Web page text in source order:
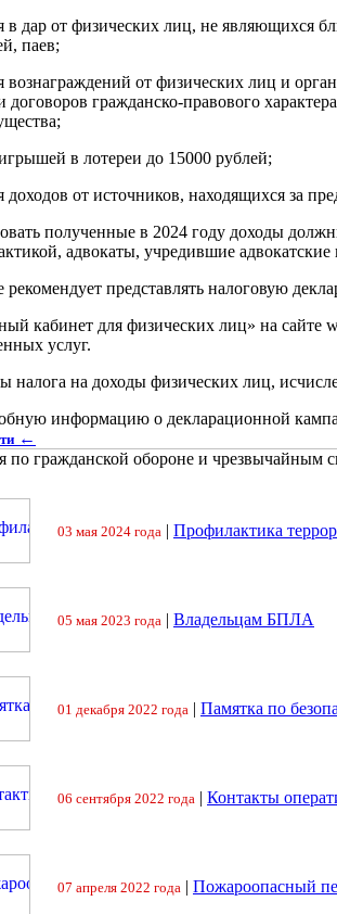
в дар от физических лиц, не являющихся
паев;
вознаграждений от физических лиц и
договоров гражданско-правового
в лотереи до 15000 рублей;
доходов от источников, находящихся за
полученные в 2024 году доходы
адвокаты, учредившие
рекомендует представлять налоговую
кабинет для физических лиц» на
услуг.
налога на доходы физических лиц,
информацию о декларационной
←
гражданской обороне и чрезвычайным
03 мая 2024 года | Профилактика
05 мая 2023 года | Владельцам БПЛА
01 декабря 2022 года | Памятка по
06 сентября 2022 года | Контакты
07 апреля 2022 года | Пожароопасный